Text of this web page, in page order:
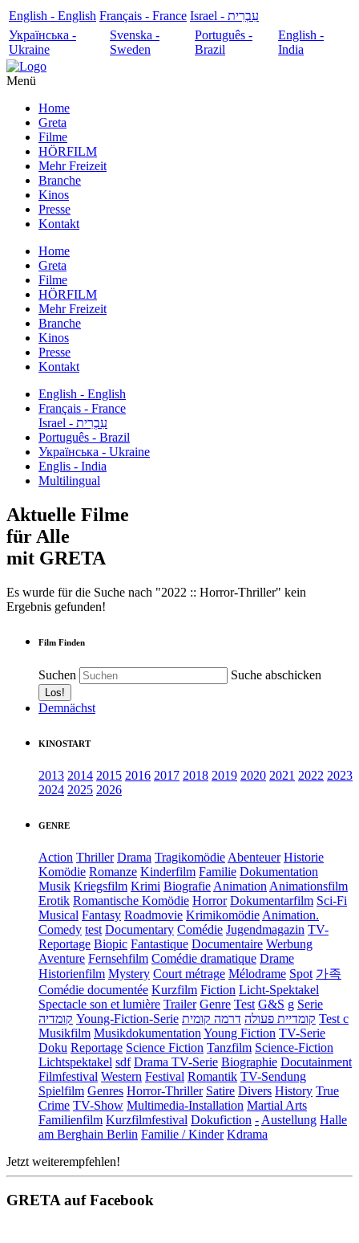
English - English Français - France
עִבְרִית - Israel
Українська -
Ukraine
Svenska -
Sweden
Português -
Brazil
English -
India
Menü
Home
Greta
Filme
HÖRFILM
Mehr Freizeit
Branche
Kinos
Presse
Kontakt
Home
Greta
Filme
HÖRFILM
Mehr Freizeit
Branche
Kinos
Presse
Kontakt
English - English
Français - France
עִבְרִית - Israel
Português - Brazil
Українська - Ukraine
Englis - India
Multilingual
Aktuelle Filme
für Alle
mit GRETA
Es wurde für die Suche nach "2022 :: Horror-Thriller" kein
Ergebnis gefunden!
Film Finden
Suchen Suche abschicken
Demnächst
KINOSTART
2013 2014 2015 2016 2017 2018 2019 2020 2021 2022 2023
2024 2025 2026
GENRE
Action Thriller Drama Tragikomödie Abenteuer Historie
Komödie Romanze Kinderfilm Familie Dokumentation
Musik Kriegsfilm Krimi Biografie Animation Animationsfilm
Erotik Romantische Komödie Horror Dokumentarfilm Sci-Fi
Musical Fantasy Roadmovie Krimikomödie Animation.
Comedy test Documentary Comédie Jugendmagazin TV-
Reportage Biopic Fantastique Documentaire Werbung
Aventure Fernsehfilm Comédie dramatique Drame
Historienfilm Mystery Court métrage Mélodrame Spot 가족
Comédie documentée Kurzfilm Fiction Licht-Spektakel
Spectacle son et lumière Trailer Genre Test G&S g Serie
קומדיה Young-Fiction-Serie קומדיית פעולה דרמה קומית
Test c
Musikfilm Musikdokumentation Young Fiction TV-Serie
Doku Reportage Science Fiction Tanzfilm Science-Fiction
Lichtspektakel sdf Drama TV-Serie Biographie Docutainment
Filmfestival Western Festival Romantik TV-Sendung
Spielfilm Genres Horror-Thriller Satire Divers History True
Crime TV-Show Multimedia-Installation Martial Arts
Familienfilm Kurzfilmfestival Dokufiction - Austellung Halle
am Berghain Berlin Familie / Kinder Kdrama
Jetzt weiterempfehlen!
GRETA auf Facebook